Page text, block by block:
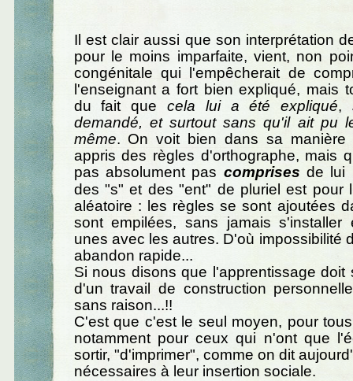
Il est clair aussi que son interprétation
pour le moins imparfaite, vient, non
congénitale qui l'empêcherait de
l'enseignant a fort bien expliqué, mais
du fait que cela lui a été expliqué,
demandé, et surtout sans qu'il ait pu
même. On voit bien dans sa manière
appris des règles d'orthographe, mais
pas absolument pas comprises de lui
des "s" et des "ent" de pluriel est pour
aléatoire : les règles se sont ajoutées
sont empilées, sans jamais s'installer
unes avec les autres. D'où impossibilité
abandon rapide...
Si nous disons que l'apprentissage doit
d'un travail de construction
sans raison...!!
C'est que c'est le seul moyen, pour
notamment pour ceux qui n'ont que
sortir, "d'imprimer", comme on dit
nécessaires à leur insertion sociale.